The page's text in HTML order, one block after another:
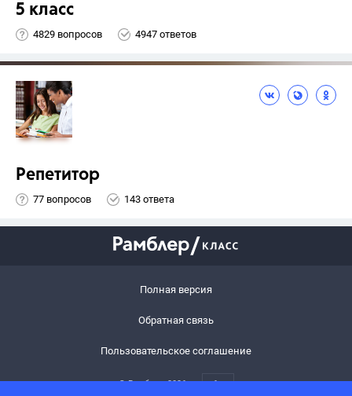
5 класс
4829 вопросов 4947 ответов
Репетитор
77 вопросов 143 ответа
Полная версия
Обратная связь
Пользовательское соглашение
© Рамблер,2026 6+